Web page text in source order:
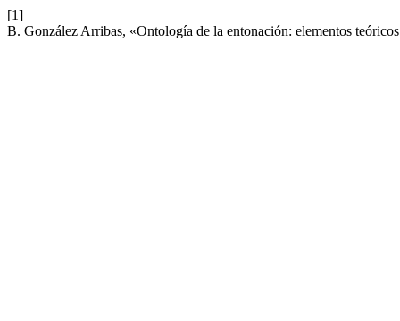
[1]
B. González Arribas, «Ontología de la entonación: elementos